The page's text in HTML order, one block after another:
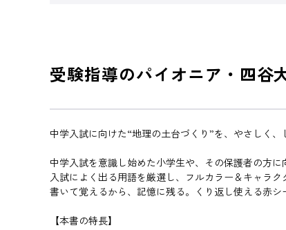
受験指導のパイオニア・四谷
中学入試に向けた“地理の土台づくり”を、やさしく
中学入試を意識し始めた小学生や、その保護者の方
入試によく出る用語を厳選し、フルカラー＆キャラ
書いて覚えるから、記憶に残る。くり返し使える赤
【本書の特長】